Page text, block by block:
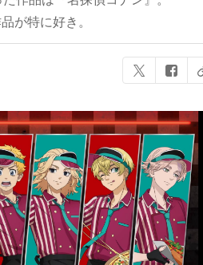
が特に好き。